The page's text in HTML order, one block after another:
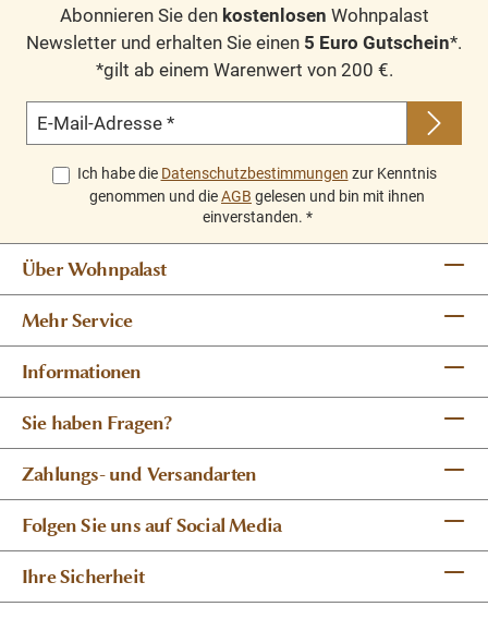
Abonnieren Sie den kostenlosen Wohnpalast
Newsletter und erhalten Sie einen 5 Euro Gutschein*.
*gilt ab einem Warenwert von 200 €.
E-Mail-Adresse *
Ich habe die Datenschutzbestimmungen zur Kenntnis
genommen und dieAGB gelesen und bin mit ihnen
einverstanden. *
Über Wohnpalast
Mehr Service
Informationen
Sie haben Fragen?
Zahlungs- und Versandarten
Folgen Sie uns auf Social Media
Ihre Sicherheit